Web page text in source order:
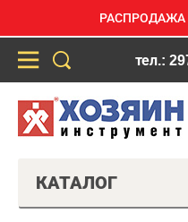
РАСПРОДАЖА
тел.:
КАТАЛОГ